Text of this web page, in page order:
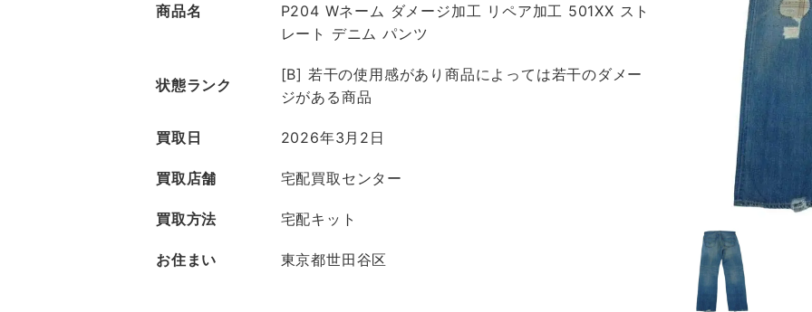
商品名
P204 Wネーム ダメージ加工 リペア加工 501XX スト
レート デニム パンツ
状態ランク
[B] 若干の使用感があり商品によっては若干のダメー
ジがある商品
買取日 2026年3月2日
買取店舗 宅配買取センター
買取方法 宅配キット
お住まい 東京都世田谷区